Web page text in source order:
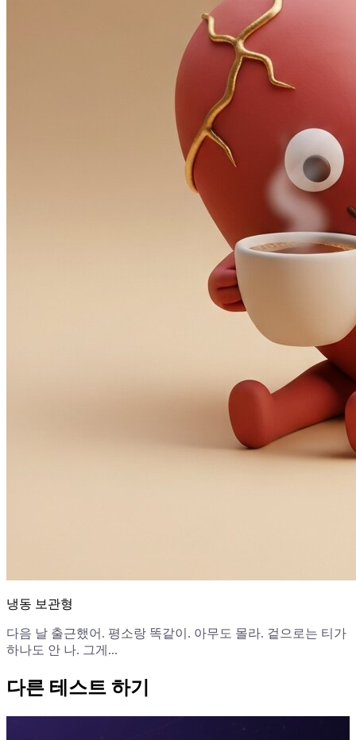
냉동 보관형
다음 날 출근했어. 평소랑 똑같이. 아무도 몰라. 겉으로는 티가
하나도 안 나. 그게...
다른 테스트 하기